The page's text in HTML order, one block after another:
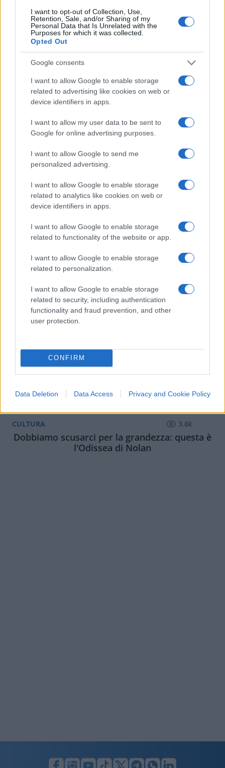
I want to opt-out of Collection, Use,
Retention, Sale, and/or Sharing of my
Personal Data that Is Unrelated with the
Purposes for which it was collected.
Opted Out
Google consents
I want to allow Google to enable storage
related to advertising like cookies on web or
device identifiers in apps.
I want to allow my user data to be sent to
Google for online advertising purposes.
I want to allow Google to send me
personalized advertising.
I want to allow Google to enable storage
related to analytics like cookies on web or
device identifiers in apps.
I want to allow Google to enable storage
related to functionality of the website or app.
I want to allow Google to enable storage
related to personalization.
I want to allow Google to enable storage
related to security, including authentication
functionality and fraud prevention, and other
user protection.
CONFIRM
Data Deletion Data Access Privacy and Cookie Policy
spedizione “Endurance”: la corrida
con gli iceberg
diRoberto Ezio Pozzo
31 Luglio 2022, 7:34
CULTURA 3.8k
Dobbiamo scusarci per la grandezza: questa è
l'Odissea di Nolan